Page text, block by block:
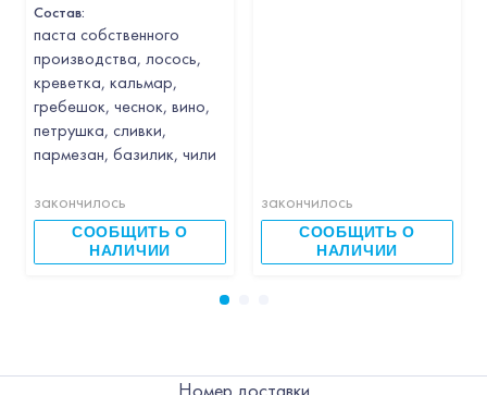
Состав:
паста собственного
производства, лосось,
креветка, кальмар,
гребешок, чеснок, вино,
петрушка, сливки,
пармезан, базилик, чили
закончилось
СООБЩИТЬ О
НАЛИЧИИ
закончилось
СООБЩИТЬ О
НАЛИЧИИ